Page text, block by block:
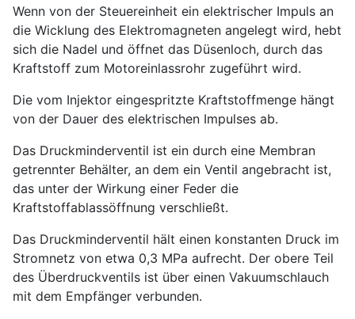
Wenn von der Steuereinheit ein elektrischer Impuls an
die Wicklung des Elektromagneten angelegt wird, hebt
sich die Nadel und öffnet das Düsenloch, durch das
Kraftstoff zum Motoreinlassrohr zugeführt wird.
Die vom Injektor eingespritzte Kraftstoffmenge hängt
von der Dauer des elektrischen Impulses ab.
Das Druckminderventil ist ein durch eine Membran
getrennter Behälter, an dem ein Ventil angebracht ist,
das unter der Wirkung einer Feder die
Kraftstoffablassöffnung verschließt.
Das Druckminderventil hält einen konstanten Druck im
Stromnetz von etwa 0,3 MPa aufrecht. Der obere Teil
des Überdruckventils ist über einen Vakuumschlauch
mit dem Empfänger verbunden.